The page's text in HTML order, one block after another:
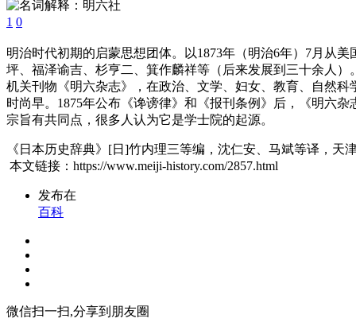
1 0
明治时代初期的启蒙思想团体。以1873年（明治6年）7月从
坪、福泽谕吉、杉亨二、箕作麟祥等（后来发展到三十余人
机关刊物《明六杂志》，在政治、文学、妇女、教育、自然
时尚早。1875年公布《谗谤律》和《报刊条例》后，《明六
宗旨有共同点，很多人认为它是学士院的起源。
《日本历史辞典》[日]竹内理三等编，沈仁安、马斌等译，天
本文链接：https://www.meiji-history.com/2857.html
发布在
百科
微信扫一扫,分享到朋友圈